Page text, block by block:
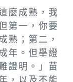
麼成熟，我
第一，你要
熟；第二，
年。但舉證
證明。」苗
，以及不能